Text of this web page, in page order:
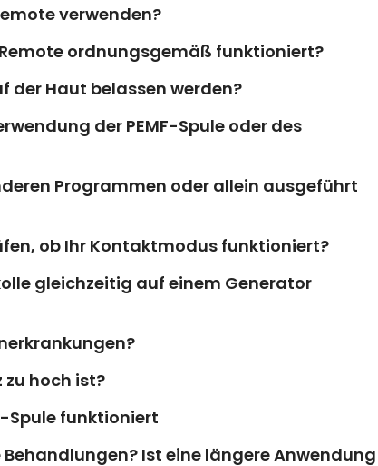
verwenden?
ordnungsgemäß funktioniert?
der Haut belassen werden?
der PEMF-Spule oder des
Programmen oder allein ausgeführt
ob Ihr Kontaktmodus funktioniert?
gleichzeitig auf einem Generator
zu hoch ist?
Spule funktioniert
Ist eine längere Anwendung